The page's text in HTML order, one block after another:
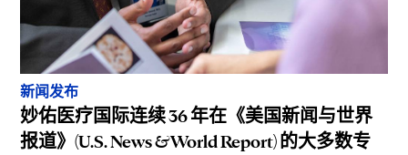
新闻发布
妙佑医疗国际连续 36 年在《美国新闻与世界
报道》(U.S. News & World Report) 的大多数专